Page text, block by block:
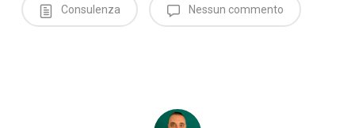
Consulenza Nessun commento